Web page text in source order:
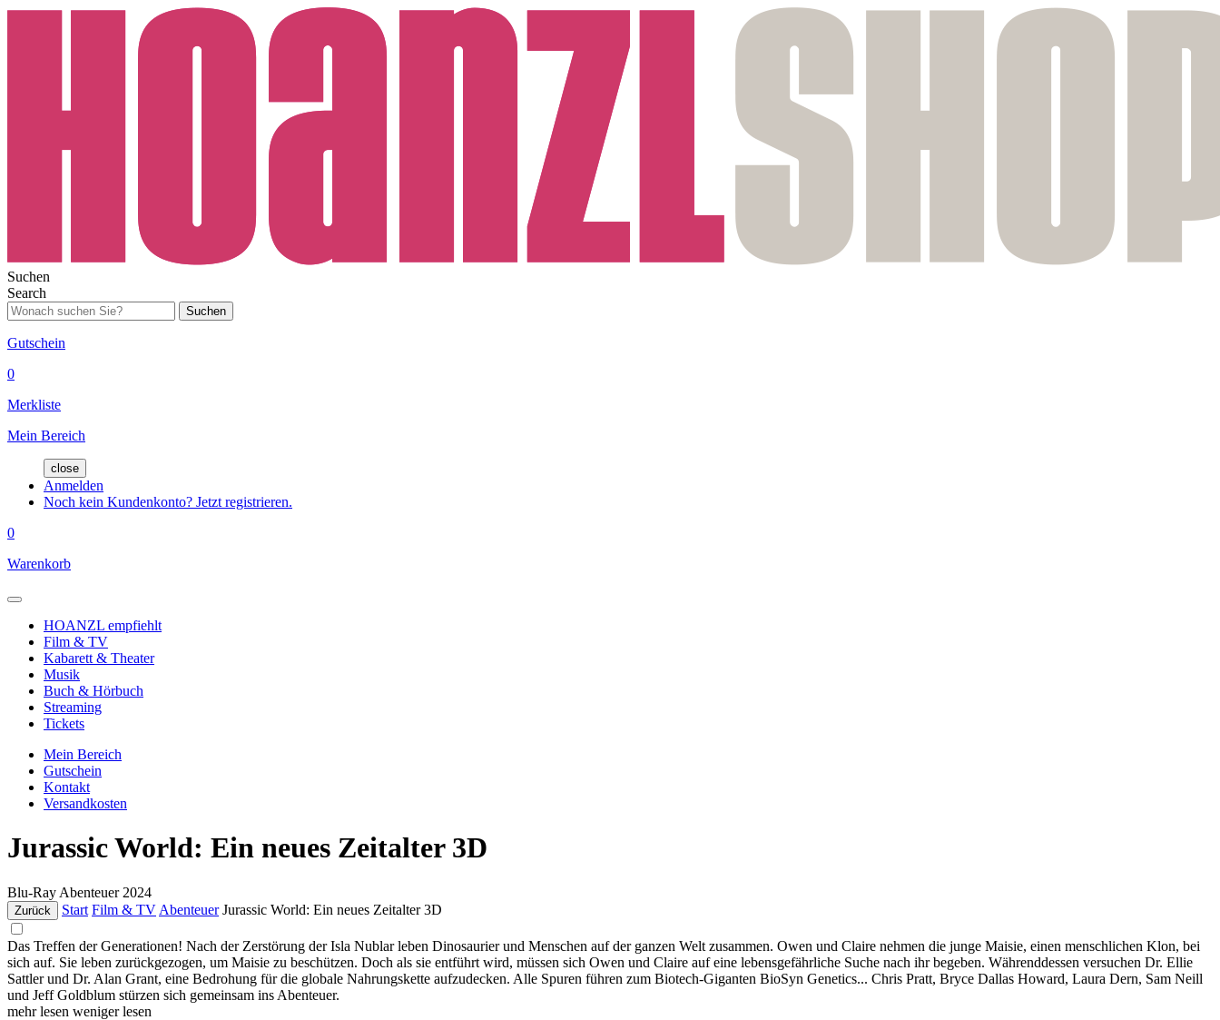
Suchen
Search
Suchen
Gutschein
0
Merkliste
Mein Bereich
close
Anmelden
Noch kein Kundenkonto? Jetzt registrieren.
0
Warenkorb
HOANZL empfiehlt
Film & TV
Kabarett & Theater
Musik
Buch & Hörbuch
Streaming
Tickets
Mein Bereich
Gutschein
Kontakt
Versandkosten
Jurassic World: Ein neues Zeitalter 3D
Blu-Ray Abenteuer 2024
Zurück Start Film & TV Abenteuer Jurassic World: Ein neues Zeitalter 3D
Das Treffen der Generationen! Nach der Zerstörung der Isla Nublar leben Dinosaurier und Menschen auf der ganzen Welt zusammen. Owen und Claire nehmen die junge Maisie, einen menschlichen Klon, bei
sich auf. Sie leben zurückgezogen, um Maisie zu beschützen. Doch als sie entführt wird, müssen sich Owen und Claire auf eine lebensgefährliche Suche nach ihr begeben. Währenddessen versuchen Dr. Ellie
Sattler und Dr. Alan Grant, eine Bedrohung für die globale Nahrungskette aufzudecken. Alle Spuren führen zum Biotech-Giganten BioSyn Genetics... Chris Pratt, Bryce Dallas Howard, Laura Dern, Sam Neill
und Jeff Goldblum stürzen sich gemeinsam ins Abenteuer.
mehr lesen weniger lesen